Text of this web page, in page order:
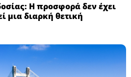
H προσφορά δεν έχει
μια διαρκή θετική